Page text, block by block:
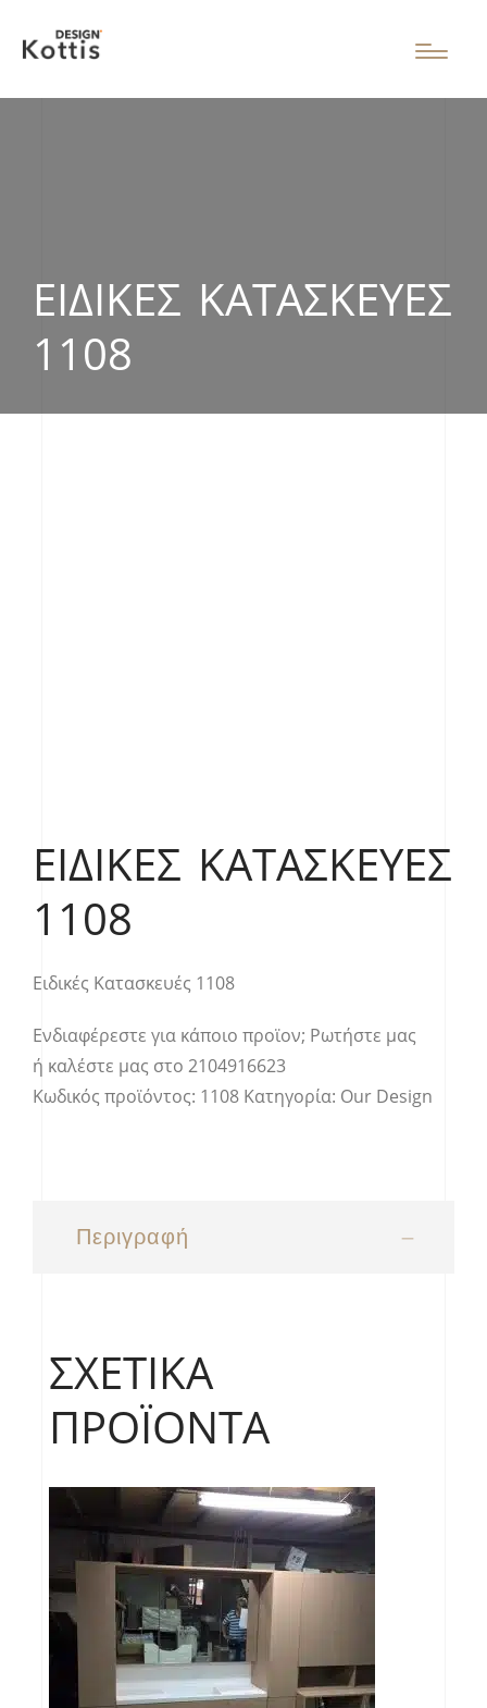
ΕΙΔΙΚΈΣ ΚΑΤΑΣΚΕΥΈΣ
1108
ΕΙΔΙΚΈΣ ΚΑΤΑΣΚΕΥΈΣ
1108
Ειδικές Κατασκευές 1108
Ενδιαφέρεστε για κάποιο προϊον; Ρωτήστε μας
ή καλέστε μας στο 2104916623
Κωδικός προϊόντος: 1108 Κατηγορία: Our Design
Περιγραφή
ΣΧΕΤΙΚΆ
ΠΡΟΪΌΝΤΑ